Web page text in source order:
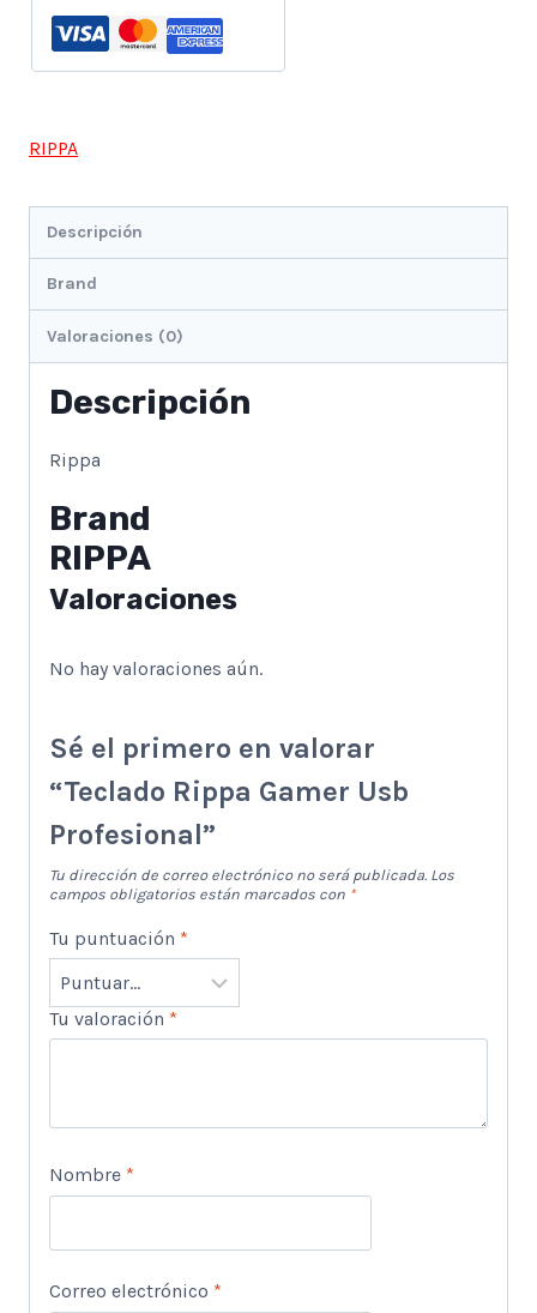
RIPPA
Descripción
Brand
Valoraciones (0)
Descripción
Rippa
Brand
RIPPA
Valoraciones
No hay valoraciones aún.
Sé el primero en valorar
“Teclado Rippa Gamer Usb
Profesional”
Tu dirección de correo electrónico no será publicada. Los
campos obligatorios están marcados con *
Tu puntuación *
Tu valoración *
Nombre *
Correo electrónico *